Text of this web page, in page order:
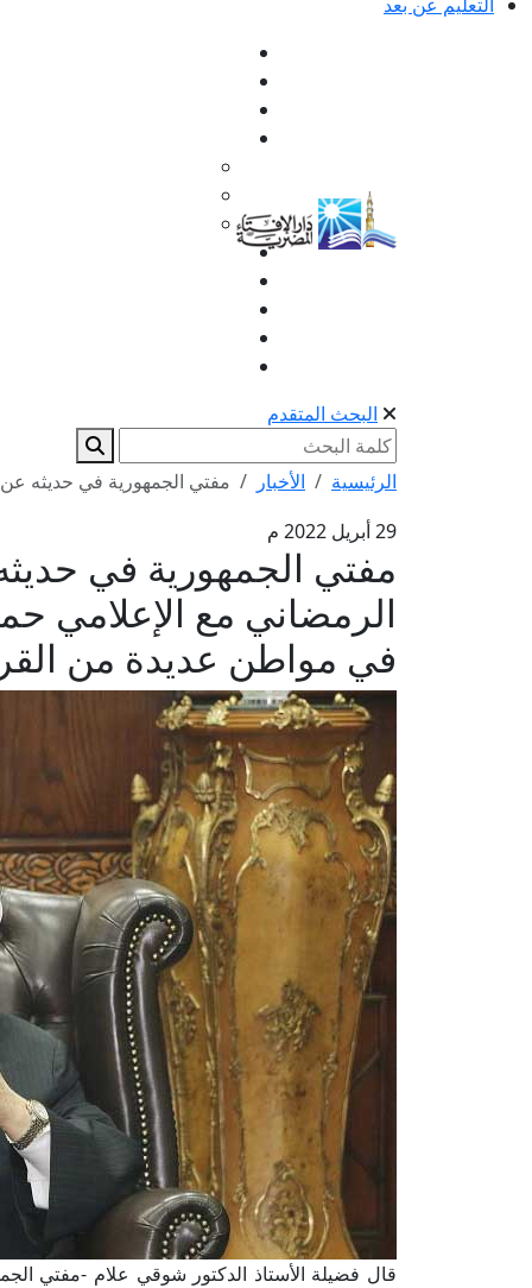
البحث المتقدم
الرئيسية الأخبار
مفتي الجمهورية في حديثه عن
29 أبريل 2022 م
مفتي الجمهورية في
الرمضاني مع الإعلامي
في مواطن عديدة من
قال فضيلة الأستاذ الدكتور شوقي علام -مفتي